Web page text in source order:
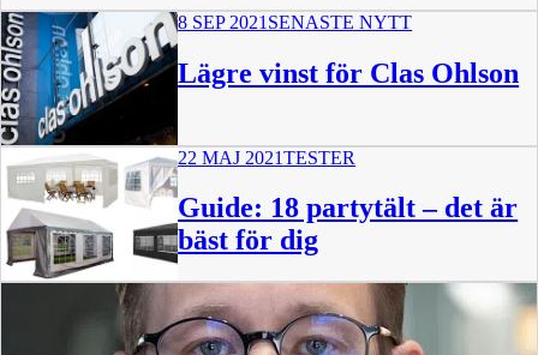
8 SEP 2021 SENASTE NYTT
Lägre vinst för Clas Ohlson
22 MAJ 2021TESTER
Guide: 18 partytält – det är
bäst för dig